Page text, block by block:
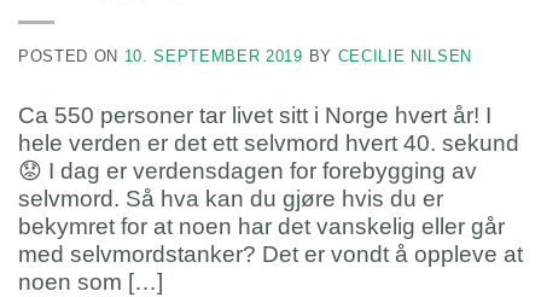
POSTED ON 10. SEPTEMBER 2019 BY CECILIE NILSEN
Ca 550 personer tar livet sitt i Norge hvert år! I
hele verden er det ett selvmord hvert 40. sekund
😟 I dag er verdensdagen for forebygging av
selvmord. Så hva kan du gjøre hvis du er
bekymret for at noen har det vanskelig eller går
med selvmordstanker? Det er vondt å oppleve at
noen som […]